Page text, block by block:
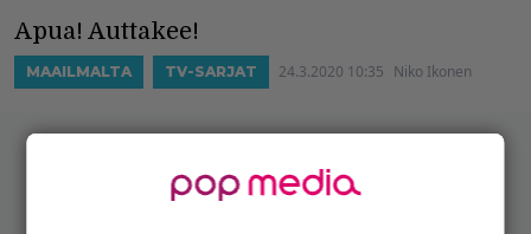
Apua! Auttakee!
MAAILMALTA TV-SARJAT 24.3.2020 10:35 Niko Ikonen